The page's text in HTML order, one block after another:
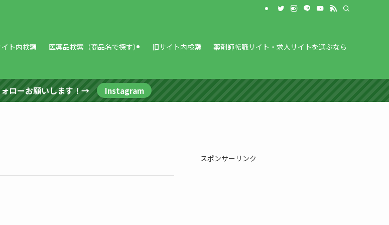
イト内検索 医薬品検索（商品名で探す） 旧サイト内検索 薬剤師転職サイト・求人サイトを選ぶなら
ローお願いします！→ Instagram
スポンサーリンク